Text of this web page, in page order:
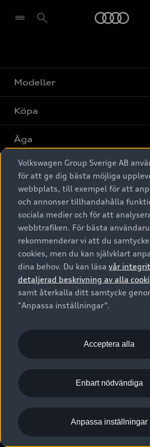
Modeller
Alla modeller
Elbilar
A6 modellerna
SUV
Avant
Audi Sport
Köpa
Privaterbjudanden
Privatleasing
Nya bilar i lager
Begagnade bilar i lager
Audi approved :plus - så gott som nya
Finansiering
Audi exclusive
Provkörning
Äga
Service & tillbehör
Audi digital services
Originaltillbehör - köp online
Garantier
Försäkring
Digitala manualer för din Audi
Audi Collection – livsstilsartiklar
Vanliga frågor
2G/3G nätet stängs ned - Hur
Tjänstebil
Tjänstebil
Business lease online
Företagsleasing
Om Audi Sverige
Kontakta oss
Audi Återförsäljare/-serviceverkstad
myAudi
Pressmeddelanden
Nyhetsbrev
Vårt hållbarhetsarbete
Lediga tjänster huvudkontor
Lediga tjänster hos Audi Återförsäljare
Kommentar till mediauppgifter om
© 2026 AUDI SVERIGE. All Rights
Utgivare Juridiskt
Juridiskt Audi AG
Juridiskt Audi Digital Giveaway
Anpassa inställningar för cookies
Visselblåsarkanaler
Volkswagen Group Sverige AB
för att ge dig bästa möjliga
webbplats, till exempel för att
och annonser tillhandahålla
sociala medier och för att
webbtrafiken. För bästa
rekommenderar vi att du
cookies, men du kan självklart
dina behov. Du kan läsa vår
detaljerad beskrivning av alla
samt återkalla ditt samtycke
"Anpassa inställningar“.
Acceptera alla
Enbart nödvändiga
Anpassa inställningar